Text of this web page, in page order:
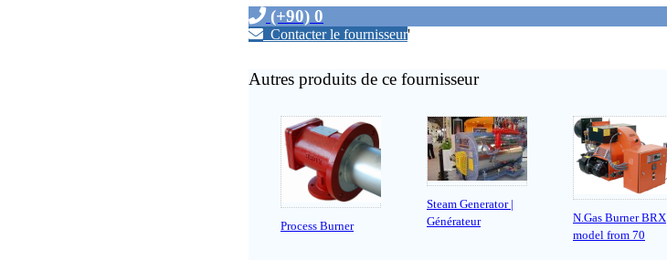
(+90) 0
Contacter le fournisseur'
Autres produits de ce fournisseur
Process Burner
Steam Generator |
Générateur
N.Gas Burner BRX
model from 70